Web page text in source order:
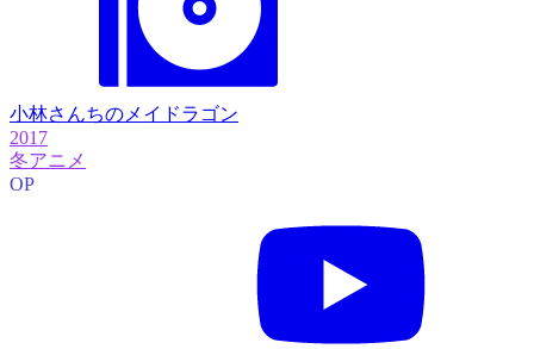
小林さんちのメイドラゴン
2017
冬アニメ
OP